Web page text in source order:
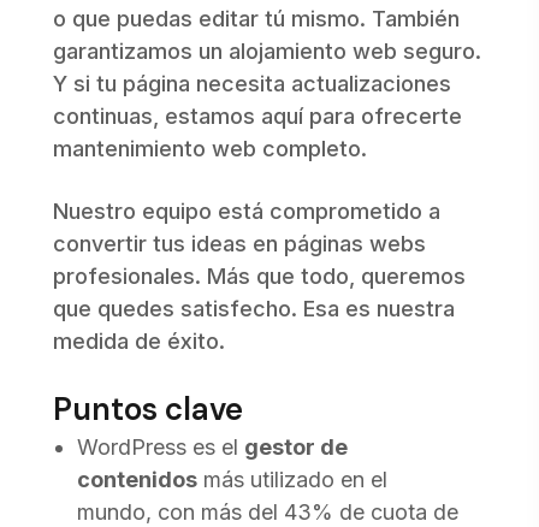
o que puedas editar tú mismo. También
garantizamos un alojamiento web seguro.
Y si tu página necesita actualizaciones
continuas, estamos aquí para ofrecerte
mantenimiento web completo.
Nuestro equipo está comprometido a
convertir tus ideas en páginas webs
profesionales. Más que todo, queremos
que quedes satisfecho. Esa es nuestra
medida de éxito.
Puntos clave
WordPress es el gestor de
contenidos más utilizado en el
mundo, con más del 43% de cuota de